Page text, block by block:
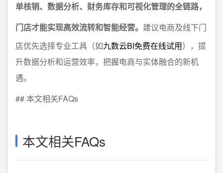
单核销、数据分析、财务库存和可视化管理的全链路，
门店才能实现高效流转和智能经营。 建议电商及线下门
店优先选择专业工具（如九数云BI免费在线试用），提
升数据分析和运营效率，把握电商与实体融合的新机
遇。
## 本文相关FAQs
本文相关FAQs